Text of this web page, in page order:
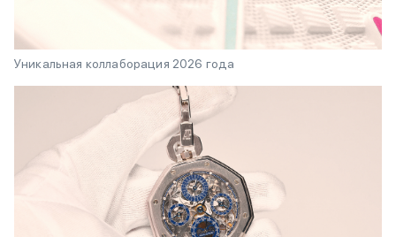
Уникальная коллаборация 2026 года